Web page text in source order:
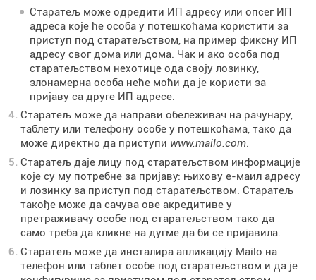
Старатељ може одредити ИП адресу или опсег ИП
адреса које ће особа у потешкоћама користити за
приступ под старатељством, на пример фиксну ИП
адресу свог дома или дома. Чак и ако особа под
старатељством нехотице ода своју лозинку,
злонамерна особа неће моћи да је користи за
пријаву са друге ИП адресе.
Старатељ може да направи обележивач на рачунару,
таблету или телефону особе у потешкоћама, тако да
може директно да приступи www.mailo.com.
Старатељ даје лицу под старатељством информације
које су му потребне за пријаву: њихову е-маил адресу
и лозинку за приступ под старатељством. Старатељ
такође може да сачува ове акредитиве у
претраживачу особе под старатељством тако да
само треба да кликне на дугме да би се пријавила.
Старатељ може да инсталира апликацију Mailo на
телефон или таблет особе под старатељством и да је